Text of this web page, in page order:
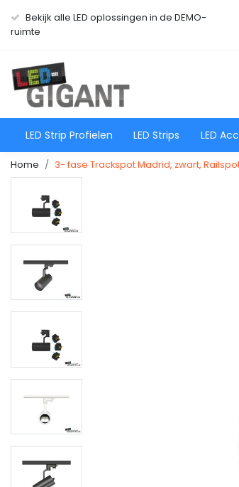
Bekijk alle LED oplossingen in de DEMO-
ruimte
LED Strip Profielen LED Strips LED
Home 3- fase Trackspot Madrid, zwart,